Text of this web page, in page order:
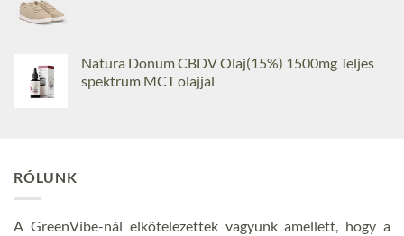
Natura Donum CBDV Olaj(15%) 1500mg Teljes
spektrum MCT olajjal
RÓLUNK
A GreenVibe-nál elkötelezettek vagyunk amellett, hogy a